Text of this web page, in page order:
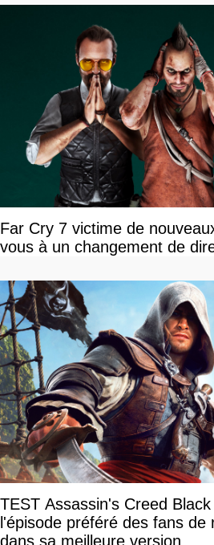
Far Cry 7 victime de
vous à un changement de
TEST Assassin's Creed
l'épisode préféré des fans de
dans sa meilleure version